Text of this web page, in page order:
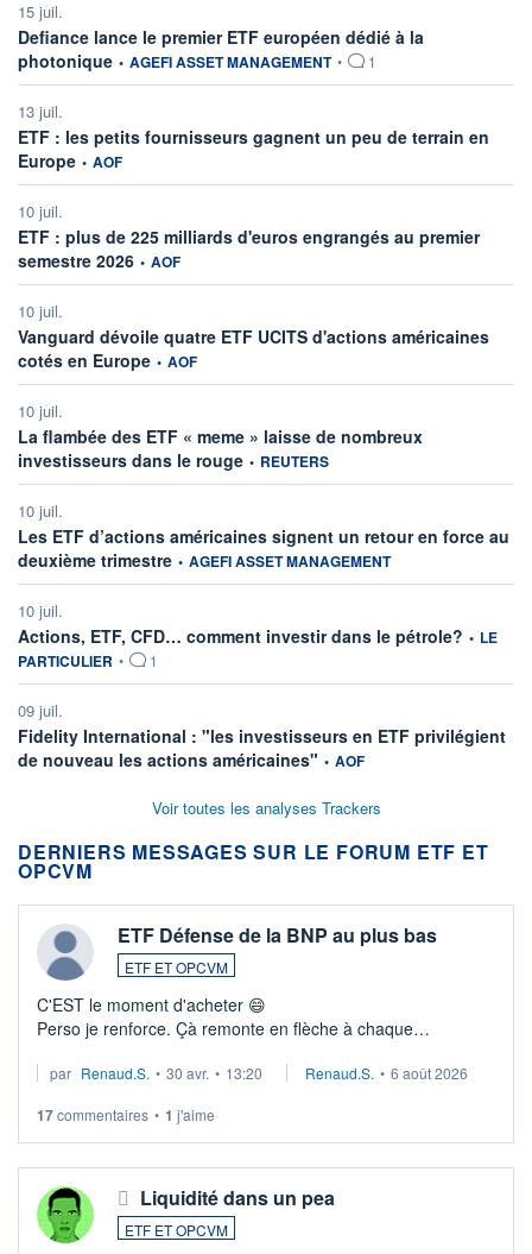
15 juil.
Defiance lance le premier ETF européen dédié à la
photonique information fournie par
• AGEFI ASSET MANAGEMENT • 1
13 juil.
ETF : les petits fournisseurs gagnent un peu de terrain en
Europe information fournie par
• AOF
10 juil.
ETF : plus de 225 milliards d'euros engrangés au premier
semestre 2026 information fournie par
• AOF
10 juil.
Vanguard dévoile quatre ETF UCITS d'actions américaines
cotés en Europe information fournie par
• AOF
10 juil.
La flambée des ETF « meme » laisse de nombreux
investisseurs dans le rouge information fournie par
• REUTERS
10 juil.
Les ETF d’actions américaines signent un retour en force au
deuxième trimestre information fournie par
• AGEFI ASSET MANAGEMENT
10 juil.
Actions, ETF, CFD… comment investir dans le pétrole? • LE
PARTICULIER • 1
09 juil.
Fidelity International : "les investisseurs en ETF privilégient
de nouveau les actions américaines" information fournie par
• AOF
Voir toutes les analyses Trackers
DERNIERS MESSAGES SUR LE FORUM ETF ET
OPCVM
ETF Défense de la BNP au plus bas
ETF ET OPCVM
C'EST le moment d'acheter 😄​
Perso je renforce. Çà remonte en flèche à chaque
Investissement long terme tip top pour sa retraite.
par Renaud.S. • 30 avr. • 13:20 Renaud.S. • 6 août 2026
17commentaires • 1 j'aime
Liquidité dans un pea
ETF ET OPCVM